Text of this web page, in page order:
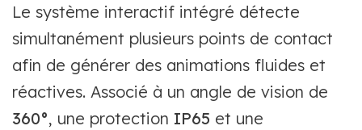
Le système interactif intégré détecte
simultanément plusieurs points de contact
afin de générer des animations fluides et
réactives. Associé à un angle de vision de
360°, une protection IP65 et une